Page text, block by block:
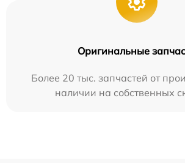
Оригинальные
Более 20 тыс. запчастей от
наличии на собственных